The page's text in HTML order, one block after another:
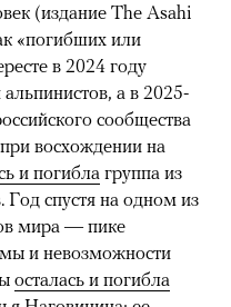
(издание The Asahi
«погибших или
в 2024 году
а в 2025-
сообщества
восхождении на
и погиблагруппа из
Год спустя на одном из
мира — пике
и невозможности
осталась и погибла